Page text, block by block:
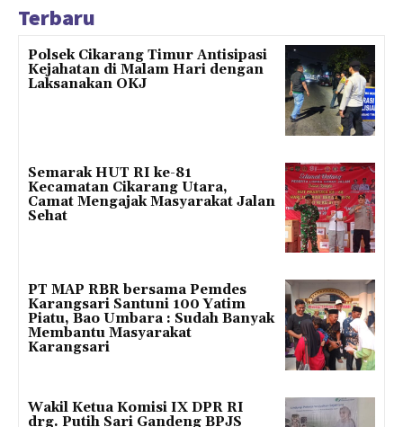
Terbaru
Polsek Cikarang Timur Antisipasi
Kejahatan di Malam Hari dengan
Laksanakan OKJ
Semarak HUT RI ke-81
Kecamatan Cikarang Utara,
Camat Mengajak Masyarakat Jalan
Sehat
PT MAP RBR bersama Pemdes
Karangsari Santuni 100 Yatim
Piatu, Bao Umbara : Sudah Banyak
Membantu Masyarakat
Karangsari
Wakil Ketua Komisi IX DPR RI
drg. Putih Sari Gandeng BPJS